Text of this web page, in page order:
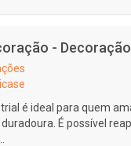
-
é ideal para quem
É possível